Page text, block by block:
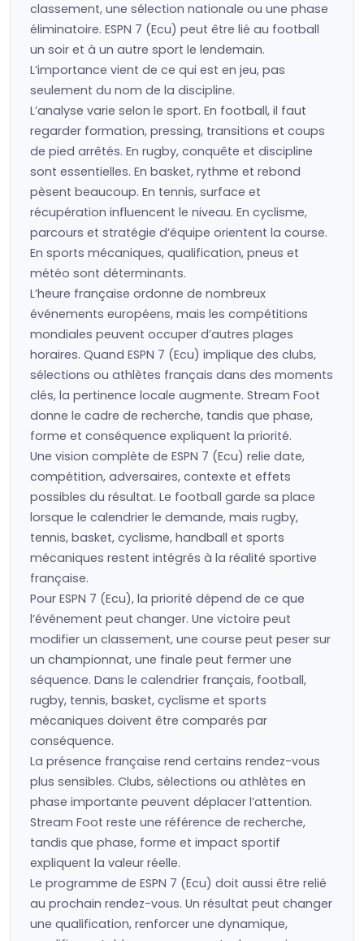
classement, une sélection nationale ou une phase
éliminatoire. ESPN 7 (Ecu) peut être lié au football
un soir et à un autre sport le lendemain.
L’importance vient de ce qui est en jeu, pas
seulement du nom de la discipline.
L’analyse varie selon le sport. En football, il faut
regarder formation, pressing, transitions et coups
de pied arrêtés. En rugby, conquête et discipline
sont essentielles. En basket, rythme et rebond
pèsent beaucoup. En tennis, surface et
récupération influencent le niveau. En cyclisme,
parcours et stratégie d’équipe orientent la course.
En sports mécaniques, qualification, pneus et
météo sont déterminants.
L’heure française ordonne de nombreux
événements européens, mais les compétitions
mondiales peuvent occuper d’autres plages
horaires. Quand ESPN 7 (Ecu) implique des clubs,
sélections ou athlètes français dans des moments
clés, la pertinence locale augmente. Stream Foot
donne le cadre de recherche, tandis que phase,
forme et conséquence expliquent la priorité.
Une vision complète de ESPN 7 (Ecu) relie date,
compétition, adversaires, contexte et effets
possibles du résultat. Le football garde sa place
lorsque le calendrier le demande, mais rugby,
tennis, basket, cyclisme, handball et sports
mécaniques restent intégrés à la réalité sportive
française.
Pour ESPN 7 (Ecu), la priorité dépend de ce que
l’événement peut changer. Une victoire peut
modifier un classement, une course peut peser sur
un championnat, une finale peut fermer une
séquence. Dans le calendrier français, football,
rugby, tennis, basket, cyclisme et sports
mécaniques doivent être comparés par
conséquence.
La présence française rend certains rendez-vous
plus sensibles. Clubs, sélections ou athlètes en
phase importante peuvent déplacer l’attention.
Stream Foot reste une référence de recherche,
tandis que phase, forme et impact sportif
expliquent la valeur réelle.
Le programme de ESPN 7 (Ecu) doit aussi être relié
au prochain rendez-vous. Un résultat peut changer
une qualification, renforcer une dynamique,